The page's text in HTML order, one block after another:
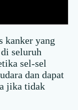
kanker yang
seluruh
sel-sel
dan dapat
jika tidak